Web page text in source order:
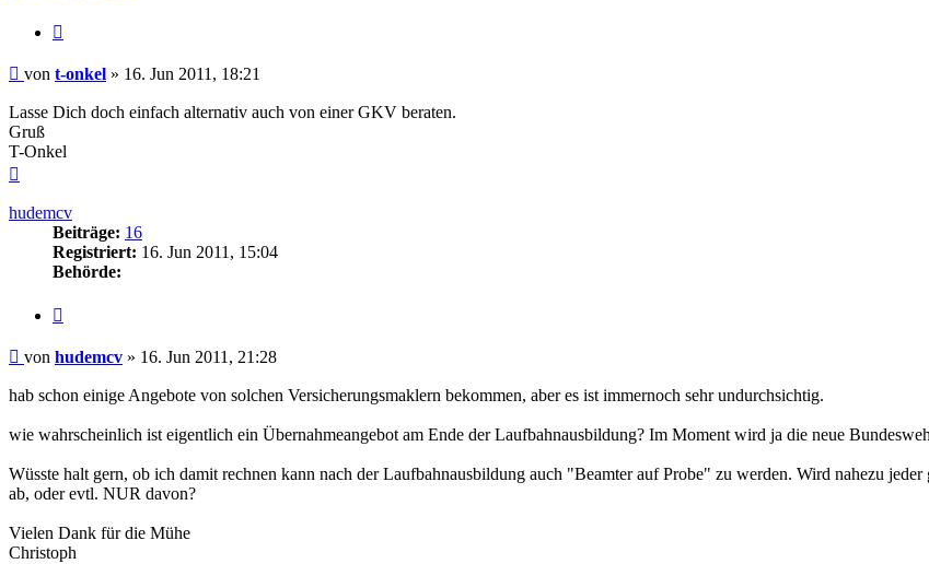
Beitrag
von t-onkel » 16. Jun 2011, 18:21
Lasse Dich doch einfach alternativ auch von einer GKV beraten.
Gruß
T-Onkel
hudemcv
Beiträge: 16
Registriert: 16. Jun 2011, 15:04
Behörde:
Beitrag
von hudemcv » 16. Jun 2011, 21:28
hab schon einige Angebote von solchen Versicherungsmaklern bekommen, aber es ist immernoch sehr undurchsichtig.
wie wahrscheinlich ist eigentlich ein Übernahmeangebot am Ende der Laufbahnausbildung? Im Moment wird ja die neue
Wüsste halt gern, ob ich damit rechnen kann nach der Laufbahnausbildung auch "Beamter auf Probe" zu werden. Wird nahezu
ab, oder evtl. NUR davon?
Vielen Dank für die Mühe
Christoph